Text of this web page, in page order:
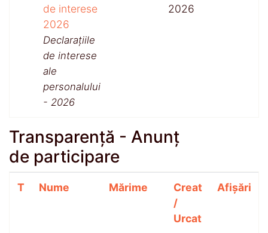
de interese
2026
Declarațiile
de interese
ale
personalului
- 2026
2026
Transparență - Anunț
de participare
T Nume Mărime
Creat
/
Urcat
Afișări